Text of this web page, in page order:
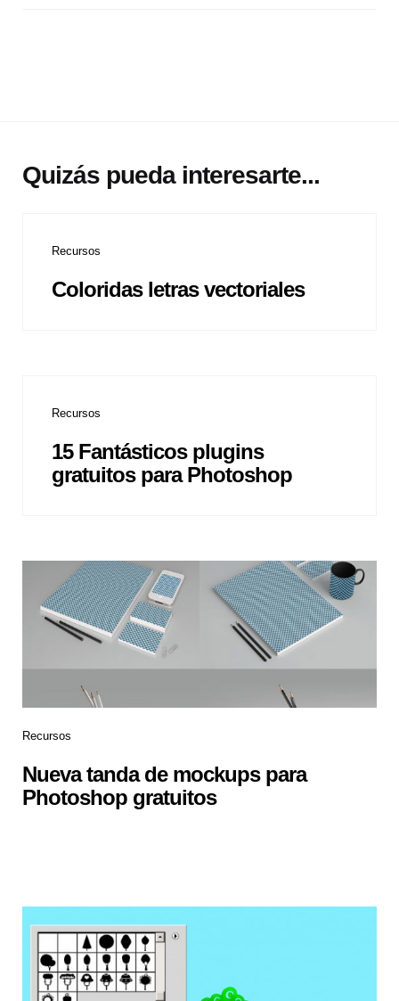
Quizás pueda interesarte...
Recursos
Coloridas letras vectoriales
Recursos
15 Fantásticos plugins
gratuitos para Photoshop
Recursos
Nueva tanda de mockups para
Photoshop gratuitos